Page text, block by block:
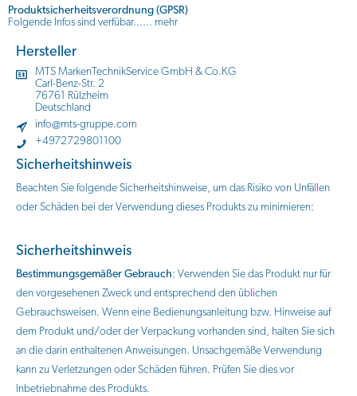
Produktsicherheitsverordnung (GPSR)
Folgende Infos sind verfübar...... mehr
Hersteller
MTS MarkenTechnikService GmbH & Co.KG
Carl-Benz-Str. 2
76761 Rülzheim
Deutschland
info@mts-gruppe.com
+4972729801100
Sicherheitshinweis
Beachten Sie folgende Sicherheitshinweise, um das Risiko von Unfällen
oder Schäden bei der Verwendung dieses Produkts zu minimieren:
Sicherheitshinweis
Bestimmungsgemäßer Gebrauch: Verwenden Sie das Produkt nur für
den vorgesehenen Zweck und entsprechend den üblichen
Gebrauchsweisen. Wenn eine Bedienungsanleitung bzw. Hinweise auf
dem Produkt und/oder der Verpackung vorhanden sind, halten Sie sich
an die darin enthaltenen Anweisungen. Unsachgemäße Verwendung
kann zu Verletzungen oder Schäden führen. Prüfen Sie dies vor
Inbetriebnahme des Produkts.